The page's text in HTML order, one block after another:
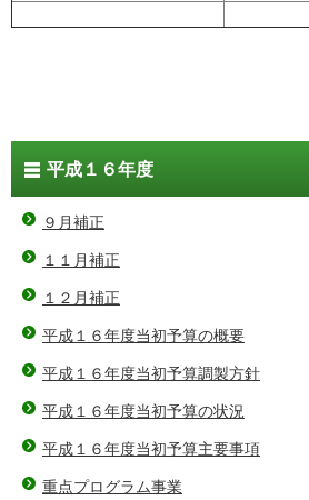
平成１６年度
９月補正
１１月補正
１２月補正
平成１６年度当初予算の概要
平成１６年度当初予算調製方針
平成１６年度当初予算の状況
平成１６年度当初予算主要事項
重点プログラム事業